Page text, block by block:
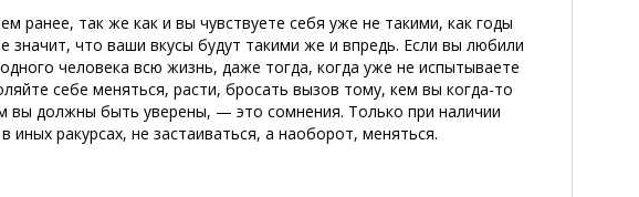
ранее, так же как и вы чувствуете себя уже не такими, как годы
значит, что ваши вкусы будут такими же и впредь. Если вы любили
человека всю жизнь, даже тогда, когда уже не испытываете
себе меняться, расти, бросать вызов тому, кем вы когда-то
вы должны быть уверены, — это сомнения. Только при наличии
ракурсах, не застаиваться, а наоборот, меняться.